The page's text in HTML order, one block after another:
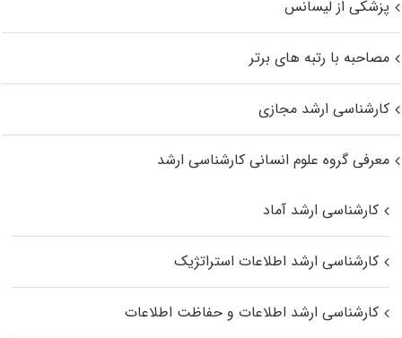
پزشکی از لیسانس
مصاحبه با رتبه های برتر
کارشناسی ارشد مجازی
معرفی گروه علوم انسانی کارشناسی ارشد
کارشناسی ارشد آماد
کارشناسی ارشد اطلاعات استراتژیک
کارشناسی ارشد اطلاعات و حفاظت اطلاعات